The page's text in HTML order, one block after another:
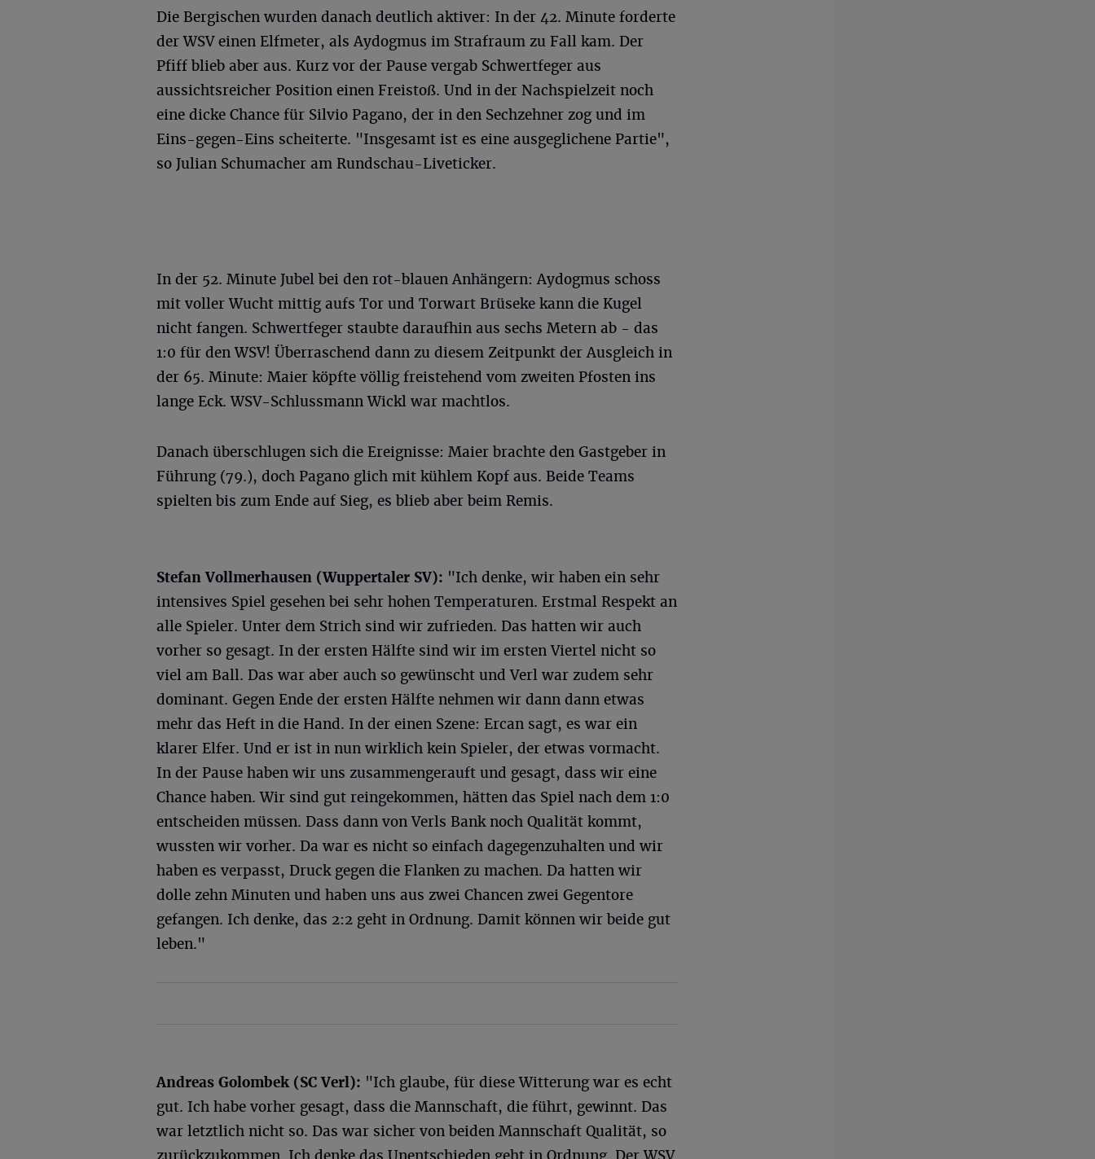
Die Bergischen wurden danach deutlich aktiver: In der 42. Minute forderte
der WSV einen Elfmeter, als Aydogmus im Strafraum zu Fall kam. Der
Pfiff blieb aber aus. Kurz vor der Pause vergab Schwertfeger aus
aussichtsreicher Position einen Freistoß. Und in der Nachspielzeit noch
eine dicke Chance für Silvio Pagano, der in den Sechzehner zog und im
Eins-gegen-Eins scheiterte. "Insgesamt ist es eine ausgeglichene Partie",
so Julian Schumacher am Rundschau-Liveticker.
In der 52. Minute Jubel bei den rot-blauen Anhängern: Aydogmus schoss
mit voller Wucht mittig aufs Tor und Torwart Brüseke kann die Kugel
nicht fangen. Schwertfeger staubte daraufhin aus sechs Metern ab - das
1:0 für den WSV! Überraschend dann zu diesem Zeitpunkt der Ausgleich in
der 65. Minute: Maier köpfte völlig freistehend vom zweiten Pfosten ins
lange Eck. WSV-Schlussmann Wickl war machtlos.
Danach überschlugen sich die Ereignisse: Maier brachte den Gastgeber in
Führung (79.), doch Pagano glich mit kühlem Kopf aus. Beide Teams
spielten bis zum Ende auf Sieg, es blieb aber beim Remis.
Stefan Vollmerhausen (Wuppertaler SV): "Ich denke, wir haben ein sehr
intensives Spiel gesehen bei sehr hohen Temperaturen. Erstmal Respekt an
alle Spieler. Unter dem Strich sind wir zufrieden. Das hatten wir auch
vorher so gesagt. In der ersten Hälfte sind wir im ersten Viertel nicht so
viel am Ball. Das war aber auch so gewünscht und Verl war zudem sehr
dominant. Gegen Ende der ersten Hälfte nehmen wir dann dann etwas
mehr das Heft in die Hand. In der einen Szene: Ercan sagt, es war ein
klarer Elfer. Und er ist in nun wirklich kein Spieler, der etwas vormacht.
In der Pause haben wir uns zusammengerauft und gesagt, dass wir eine
Chance haben. Wir sind gut reingekommen, hätten das Spiel nach dem 1:0
entscheiden müssen. Dass dann von Verls Bank noch Qualität kommt,
wussten wir vorher. Da war es nicht so einfach dagegenzuhalten und wir
haben es verpasst, Druck gegen die Flanken zu machen. Da hatten wir
dolle zehn Minuten und haben uns aus zwei Chancen zwei Gegentore
gefangen. Ich denke, das 2:2 geht in Ordnung. Damit können wir beide gut
leben."
Andreas Golombek (SC Verl): "Ich glaube, für diese Witterung war es echt
gut. Ich habe vorher gesagt, dass die Mannschaft, die führt, gewinnt. Das
war letztlich nicht so. Das war sicher von beiden Mannschaft Qualität, so